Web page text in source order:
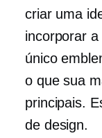
criar uma
incorporar
único
o que sua
principais.
de design.